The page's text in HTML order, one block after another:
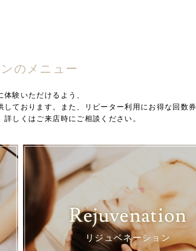
のメニュー
体験いただけるよう、
ております。また、リピーター利用にお得な回数券
詳しくはご来店時にご相談ください。
Rejuvenation
リジュベネーション